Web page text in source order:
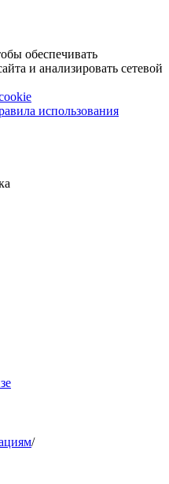
обеспечивать
и анализировать сетевой
использования
/